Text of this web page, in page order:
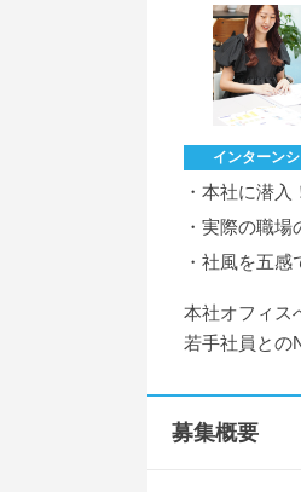
インターン
・本社に潜
・実際の職
・社風を五
本社オフィス
若手社員との
募集概要